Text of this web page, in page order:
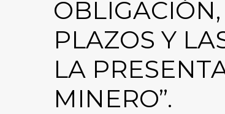
PLAZOS Y
LA
MINERO”.